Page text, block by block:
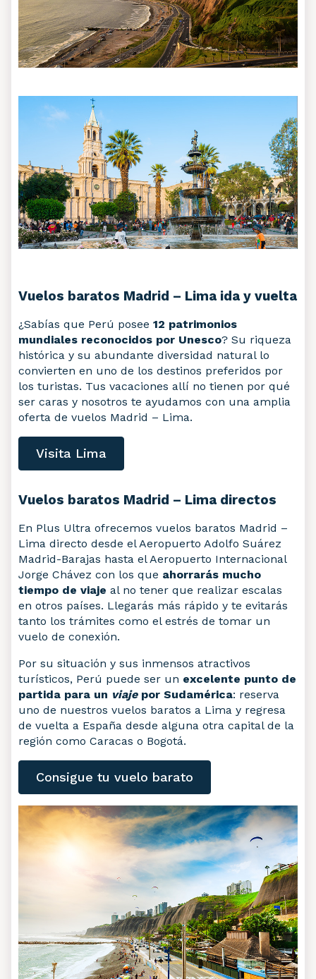
Vuelos baratos Madrid – Lima ida y vuelta
¿Sabías que Perú posee 12 patrimonios
mundiales reconocidos por Unesco? Su riqueza
histórica y su abundante diversidad natural lo
convierten en uno de los destinos preferidos por
los turistas. Tus vacaciones allí no tienen por qué
ser caras y nosotros te ayudamos con una amplia
oferta de vuelos Madrid – Lima.
Visita Lima
Vuelos baratos Madrid – Lima directos
En Plus Ultra ofrecemos vuelos baratos Madrid –
Lima directo desde el Aeropuerto Adolfo Suárez
Madrid-Barajas hasta el Aeropuerto Internacional
Jorge Chávez con los que ahorrarás mucho
tiempo de viaje al no tener que realizar escalas
en otros países. Llegarás más rápido y te evitarás
tanto los trámites como el estrés de tomar un
vuelo de conexión.
Por su situación y sus inmensos atractivos
turísticos, Perú puede ser un excelente punto de
partida para un viajepor Sudamérica: reserva
uno de nuestros vuelos baratos a Lima y regresa
de vuelta a España desde alguna otra capital de la
región como Caracas o Bogotá.
Consigue tu vuelo barato